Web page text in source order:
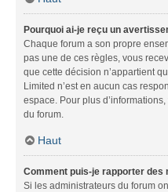
Pourquoi ai-je reçu un
Chaque forum a son propre
pas une de ces règles, vous
que cette décision n’appartient
Limited n’est en aucun cas
espace. Pour plus
du forum.
Haut
Comment puis-je rapporter des
Si les administrateurs du forum